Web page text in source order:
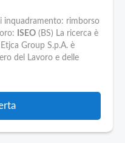
inquadramento: rimborso
ISEO (BS) La ricerca è
Group S.p.A. è
del Lavoro e delle